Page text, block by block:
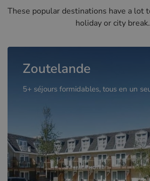
These popular destinations have a lot
holiday or city break.
Zoutelande
5+ séjours formidables, tous en un